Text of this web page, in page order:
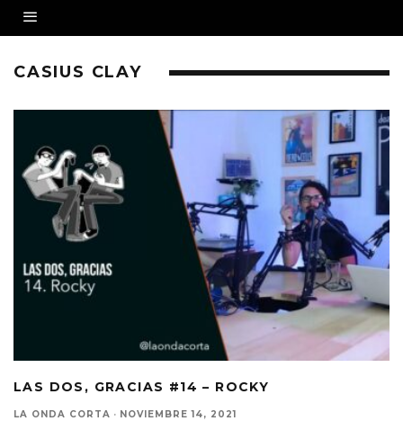
CASIUS CLAY
LAS DOS, GRACIAS #14 – ROCKY
LA ONDA CORTA · NOVIEMBRE 14, 2021